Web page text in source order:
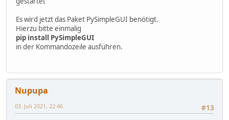
Es wird jetzt das Paket PySimpleGUI benötigt.
Hierzu bitte einmalig
pip install PySimpleGUI
in der Kommandozeile ausführen.
Nupupa
#13
03. Juli 2021, 22:46